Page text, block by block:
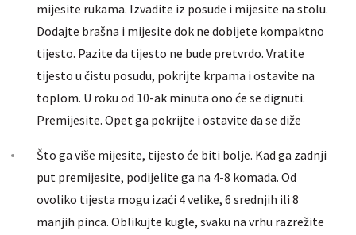
mijesite rukama. Izvadite iz posude i mijesite na stolu.
Dodajte brašna i mijesite dok ne dobijete kompaktno
tijesto. Pazite da tijesto ne bude pretvrdo. Vratite
tijesto u čistu posudu, pokrijte krpama i ostavite na
toplom. U roku od 10-ak minuta ono će se dignuti.
Premijesite. Opet ga pokrijte i ostavite da se diže
Što ga više mijesite, tijesto će biti bolje. Kad ga zadnji
put premijesite, podijelite ga na 4-8 komada. Od
ovoliko tijesta mogu izaći 4 velike, 6 srednjih ili 8
manjih pinca. Oblikujte kugle, svaku na vrhu razrežite